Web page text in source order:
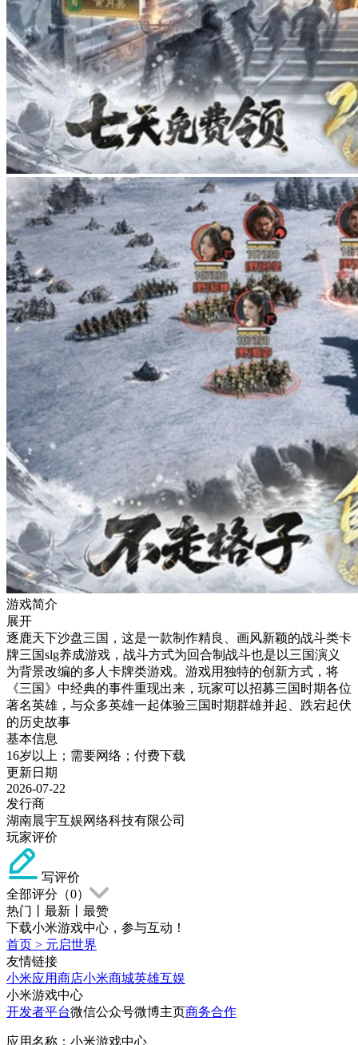
游戏简介
展开
逐鹿天下沙盘三国，这是一款制作精良、画风新颖的战斗类卡
牌三国slg养成游戏，战斗方式为回合制战斗也是以三国演义
为背景改编的多人卡牌类游戏。游戏用独特的创新方式，将
《三国》中经典的事件重现出来，玩家可以招募三国时期各位
著名英雄，与众多英雄一起体验三国时期群雄并起、跌宕起伏
的历史故事
基本信息
16岁以上；需要网络；付费下载
更新日期
2026-07-22
发行商
湖南晨宇互娱网络科技有限公司
玩家评价
写评价
全部评分（0）
热门
最新
最赞
下载小米游戏中心，参与互动！
首页 > 元启世界
友情链接
小米应用商店小米商城英雄互娱
小米游戏中心
开发者平台微信公众号微博主页商务合作
应用名称：小米游戏中心